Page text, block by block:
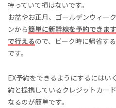
持っていて損はないです。
お盆やお正月、ゴールデンウィー
ンから簡単に新幹線を予約できま
で行えるので、ピーク時に帰省す
です。
EX予約をできるようにするにはい
約と提携しているクレジットカー
なるのが簡単です。